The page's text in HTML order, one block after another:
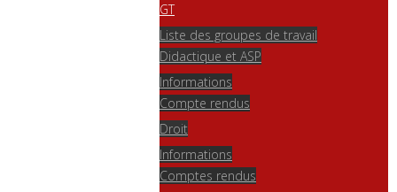
GT
Liste des groupes de travail
Didactique et ASP
Informations
Compte rendus
Droit
Informations
Comptes rendus